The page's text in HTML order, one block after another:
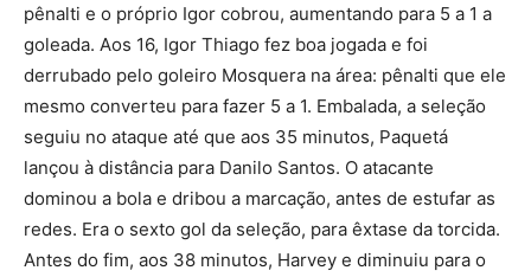
pênalti e o próprio Igor cobrou, aumentando para 5 a 1 a
goleada. Aos 16, Igor Thiago fez boa jogada e foi
derrubado pelo goleiro Mosquera na área: pênalti que ele
mesmo converteu para fazer 5 a 1. Embalada, a seleção
seguiu no ataque até que aos 35 minutos, Paquetá
lançou à distância para Danilo Santos. O atacante
dominou a bola e dribou a marcação, antes de estufar as
redes. Era o sexto gol da seleção, para êxtase da torcida.
Antes do fim, aos 38 minutos, Harvey e diminuiu para o